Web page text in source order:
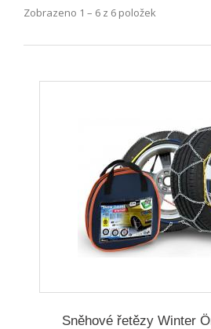
Zobrazeno 1 – 6 z 6 položek
Sněhové řetězy Winter